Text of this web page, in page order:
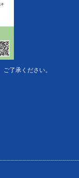
了承ください。